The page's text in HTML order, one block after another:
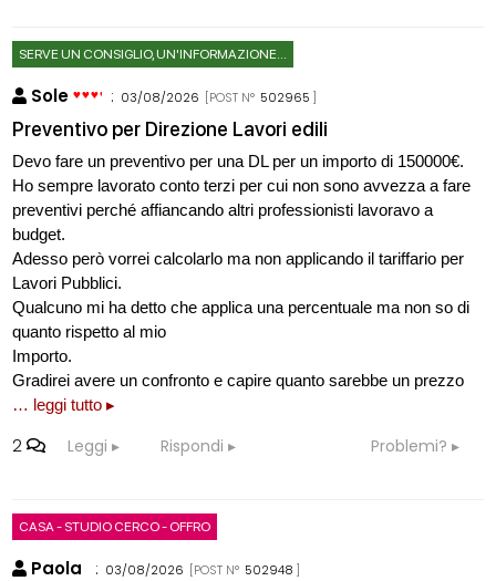
SERVE UN CONSIGLIO, UN'INFORMAZIONE...
Sole : 03/08/2026 [POST N° 502965 ]
Preventivo per Direzione Lavori edili
Devo fare un preventivo per una DL per un importo di 150000€.
Ho sempre lavorato conto terzi per cui non sono avvezza a fare
preventivi perché affiancando altri professionisti lavoravo a
budget.
Adesso però vorrei calcolarlo ma non applicando il tariffario per
Lavori Pubblici.
Qualcuno mi ha detto che applica una percentuale ma non so di
quanto rispetto al mio
Importo.
Gradirei avere un confronto e capire quanto sarebbe un prezzo
… leggi tutto ▸
2 Leggi Rispondi Problemi?
CASA - STUDIO CERCO - OFFRO
Paola : 03/08/2026 [POST N° 502948 ]